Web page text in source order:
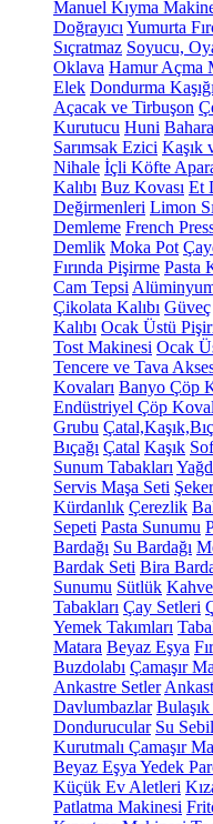
Manuel Kıyma
Doğrayıcı Yumurta
Sıçratmaz Soyucu,
Oklava Hamur Açma
Elek Dondurma Kaşığı
Açacak ve Tirbuşon
Kurutucu Huni
Sarımsak Ezici Kaşık
Nihale İçli Köfte
Kalıbı Buz Kovası Et
Değirmenleri Limon
Demleme French
Demlik Moka Pot
Fırında Pişirme Pasta
Cam Tepsi
Çikolata Kalıbı Güveç
Kalıbı Ocak Üstü
Tost Makinesi Ocak
Tencere ve Tava
Kovaları Banyo Çöp
Endüstriyel Çöp
Grubu
Bıçağı Çatal Kaşık
Sunum Tabakları
Servis Maşa Seti
Kürdanlık Çerezlik
Sepeti Pasta Sunumu
Bardağı Su Bardağı
Bardak Seti Bira
Sunumu Sütlük
Tabakları Çay Setleri
Yemek Takımları
Matara Beyaz Eşya
Buzdolabı Çamaşır
Ankastre Setler
Davlumbazlar
Dondurucular Su
Kurutmalı Çamaşır
Beyaz Eşya Yedek
Küçük Ev Aletleri
Patlatma Makinesi